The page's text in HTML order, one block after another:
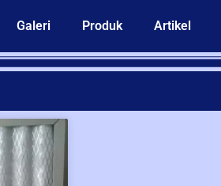
Galeri Produk Artikel